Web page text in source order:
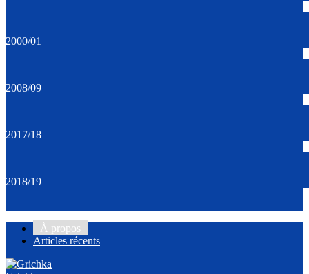
2000/01
2008/09
2017/18
2018/19
À propos
Articles récents